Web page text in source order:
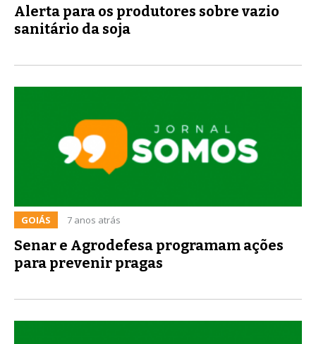
Alerta para os produtores sobre vazio
sanitário da soja
GOIÁS 7 anos atrás
Senar e Agrodefesa programam ações
para prevenir pragas